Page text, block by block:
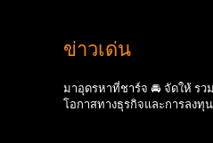
ข่าวเด่น
มาอุดรหาที่ชาร์จ 🚘 จัดให้ ร
โอกาสทางธุรกิจและการลง